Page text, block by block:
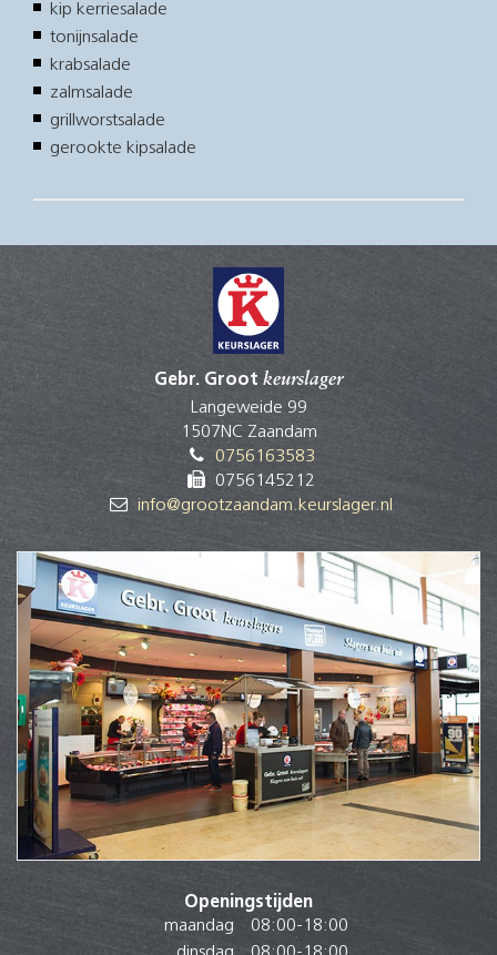
kip kerriesalade
tonijnsalade
krabsalade
zalmsalade
grillworstsalade
gerookte kipsalade
Gebr. Groot keurslager
Langeweide 99
1507NC Zaandam
0756163583
0756145212
info@grootzaandam.keurslager.nl
Openingstijden
maandag
08:00-18:00